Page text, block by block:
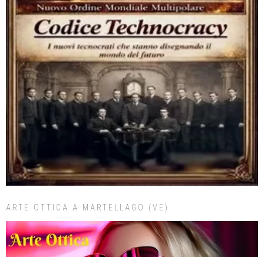
ARTE OTTICA A MARTELLAGO (VE)